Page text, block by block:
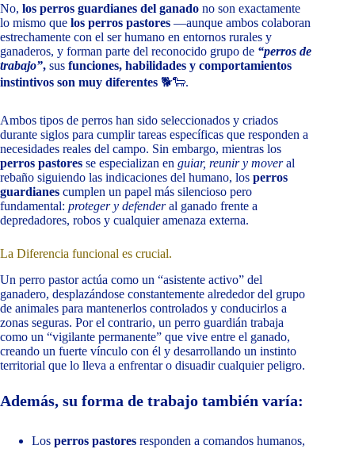
No, los perros guardianes del ganado no son exactamente
lo mismo que los perros pastores —aunque ambos colaboran
estrechamente con el ser humano en entornos rurales y
ganaderos, y forman parte del reconocido grupo de “perros de
trabajo”, sus funciones, habilidades y comportamientos
instintivos son muy diferentes 🐕🐑.
Ambos tipos de perros han sido seleccionados y criados
durante siglos para cumplir tareas específicas que responden a
necesidades reales del campo. Sin embargo, mientras los
perros pastores se especializan en guiar, reunir y moveral
rebaño siguiendo las indicaciones del humano, los perros
guardianes cumplen un papel más silencioso pero
fundamental: proteger y defenderal ganado frente a
depredadores, robos y cualquier amenaza externa.
La Diferencia funcional es crucial.
Un perro pastor actúa como un “asistente activo” del
ganadero, desplazándose constantemente alrededor del grupo
de animales para mantenerlos controlados y conducirlos a
zonas seguras. Por el contrario, un perro guardián trabaja
como un “vigilante permanente” que vive entre el ganado,
creando un fuerte vínculo con él y desarrollando un instinto
territorial que lo lleva a enfrentar o disuadir cualquier peligro.
Además, su forma de trabajo también varía:
Los perros pastores responden a comandos humanos,